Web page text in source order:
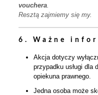
vouchera.
Resztą zajmiemy się my.
6. Ważne
Akcja dotyczy
przypadku usługi dla
opiekuna prawnego.
Jedna osoba może